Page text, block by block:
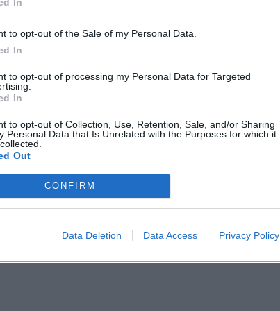
to opt-out of the Sale of my Personal Data.
In
to opt-out of processing my Personal Data for Targeted
In
to opt-out of Collection, Use, Retention, Sale, and/or Sharing
Personal Data that Is Unrelated with the Purposes for which it
Out
CONFIRM
Data Deletion Data Access Privacy Policy